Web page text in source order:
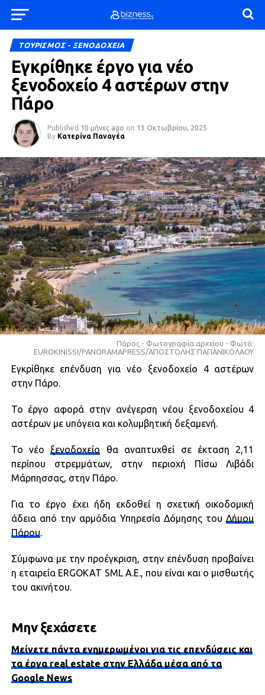
ΤΟΥΡΙΣΜΟΣ - ΞΕΝΟΔΟΧΕΙΑ
Εγκρίθηκε έργο για νέο
ξενοδοχείο 4 αστέρων στην
Πάρο
Published 10 μήνες ago on 13 Οκτωβρίου, 2025
By Κατερίνα Παναγέα
Πάρος - Φωτογραφία αρχείου - Φωτό:
EUROKINISSI/PANORAMAPRESS/ΑΠΟΣΤΟΛΗΣ ΠΑΠΑΝΙΚΟΛΑΟΥ
Εγκρίθηκε επένδυση για νέο ξενοδοχείο 4 αστέρων
στην Πάρο.
Το έργο αφορά στην ανέγερση νέου ξενοδοχείου 4
αστέρων με υπόγεια και κολυμβητική δεξαμενή.
Το νέο ξενοδοχείο θα αναπτυχθεί σε έκταση 2,11
περίπου στρεμμάτων, στην περιοχή Πίσω Λιβάδι
Μάρπησσας, στην Πάρο.
Για το έργο έχει ήδη εκδοθεί η σχετική οικοδομική
άδεια από την αρμόδια Υπηρεσία Δόμησης τουΔήμου
Πάρου.
Σύμφωνα με την προέγκριση, στην επένδυση προβαίνει
η εταιρεία ERGOKAT SML A.E., που είναι και ο μισθωτής
του ακινήτου.
Μην ξεχάσετε
Μείνετε πάντα ενημερωμένοι για τις επενδύσεις και
τα έργα real estate στην Ελλάδα μέσα από τα
Google News